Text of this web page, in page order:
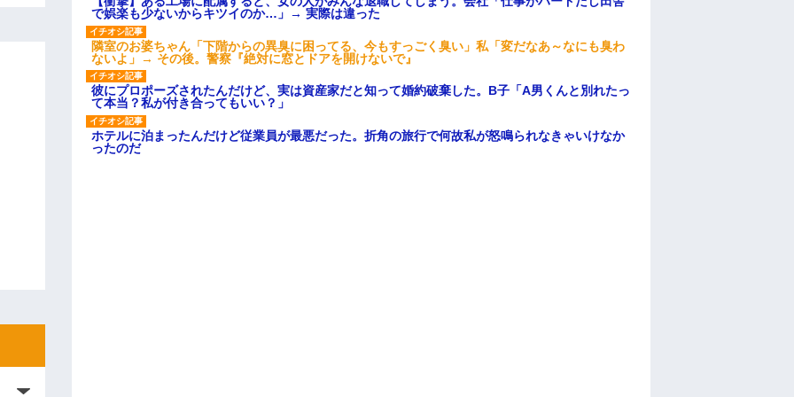
で娯楽も少ないからキツイのか…」→ 実際は違った
隣室のお婆ちゃん「下階からの異臭に困ってる、今もすっごく臭い」私「変だなあ～なにも臭わ
ないよ」→ その後。警察『絶対に窓とドアを開けないで』
彼にプロポーズされたんだけど、実は資産家だと知って婚約破棄した。B子「A男くんと別れたっ
て本当？私が付き合ってもいい？」
ホテルに泊まったんだけど従業員が最悪だった。折角の旅行で何故私が怒鳴られなきゃいけなか
ったのだ